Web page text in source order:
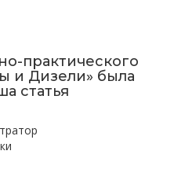
практического
и Дизели» была
статья